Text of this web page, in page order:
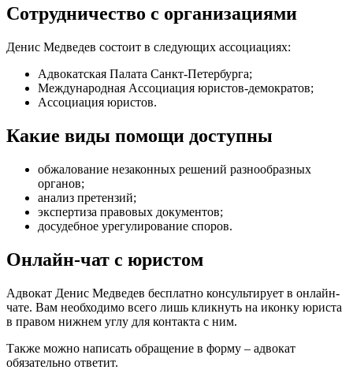
Сотрудничество с организациями
Денис Медведев состоит в следующих ассоциациях:
Адвокатская Палата Санкт-Петербурга;
Международная Ассоциация юристов-демократов;
Ассоциация юристов.
Какие виды помощи доступны
обжалование незаконных решений разнообразных
органов;
анализ претензий;
экспертиза правовых документов;
досудебное урегулирование споров.
Онлайн-чат с юристом
Адвокат Денис Медведев бесплатно консультирует в онлайн-
чате. Вам необходимо всего лишь кликнуть на иконку юриста
в правом нижнем углу для контакта с ним.
Также можно написать обращение в форму – адвокат
обязательно ответит.